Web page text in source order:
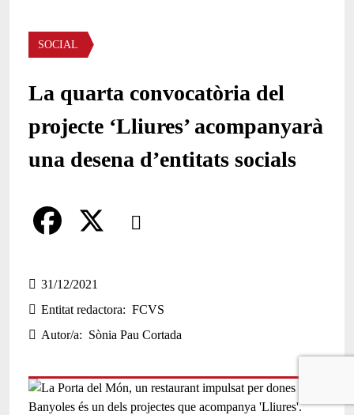
Àmbit de la notícia
SOCIAL
La quarta convocatòria del
projecte ‘Lliures’ acompanyarà
una desena d’entitats socials
Comparteix
a
c
e
o
31/12/2021
Entitat redactora
FCVS
Autor/a
Sònia Pau Cortada